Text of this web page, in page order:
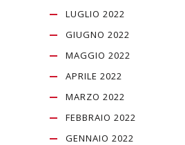
LUGLIO 2022
GIUGNO 2022
MAGGIO 2022
APRILE 2022
MARZO 2022
FEBBRAIO 2022
GENNAIO 2022